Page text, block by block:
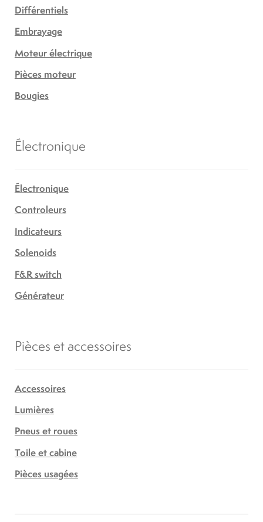
Différentiels
Embrayage
Moteur électrique
Pièces moteur
Bougies
Électronique
Électronique
Controleurs
Indicateurs
Solenoids
F&R switch
Générateur
Pièces et accessoires
Accessoires
Lumières
Pneus et roues
Toile et cabine
Pièces usagées